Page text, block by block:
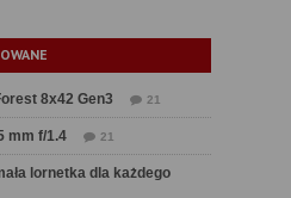
8x42 Gen3 21
mm f/1.4 21
lornetka dla każdego